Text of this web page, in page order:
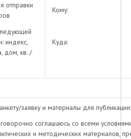
отправки
индекс,
дом, кв. /
Кому:
Куда:
заявку и материалы для публикации:
соглашаюсь со всеми
и методических материалов,